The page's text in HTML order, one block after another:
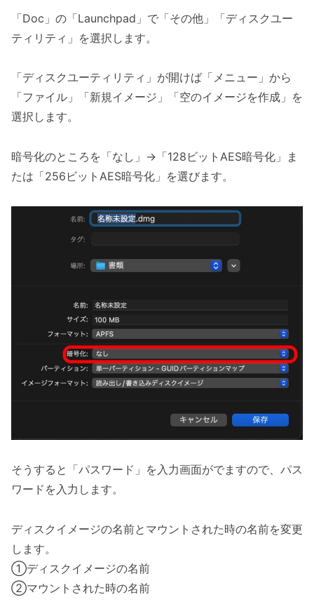
「Doc」の「Launchpad」で「その他」「ディスクユー
ティリティ」を選択します。
「ディスクユーティリティ」が開けば「メニュー」から
「ファイル」「新規イメージ」「空のイメージを作成」を
選択します。
暗号化のところを「なし」→「128ビットAES暗号化」ま
たは「256ビットAES暗号化」を選びます。
そうすると「パスワード」を入力画面がでますので、パス
ワードを入力します。
ディスクイメージの名前とマウントされた時の名前を変更
します。
①ディスクイメージの名前
②マウントされた時の名前